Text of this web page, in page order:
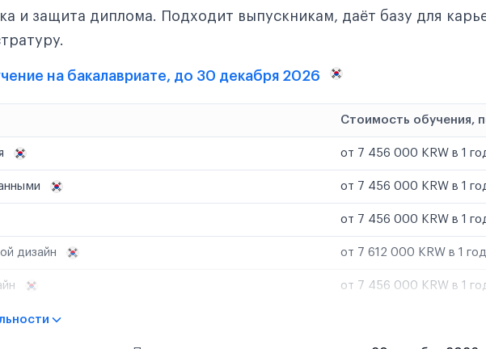
и защита диплома. Подходит выпускникам, даёт базу для
на бакалавриате, до 30 декабря 2026
Стоимость обучения,
от 7 456 000 KRW в 1
от 7 456 000 KRW в 1
от 7 456 000 KRW в 1
дизайн от 7 612 000 KRW в 1 год
от 7 456 000 KRW в 1